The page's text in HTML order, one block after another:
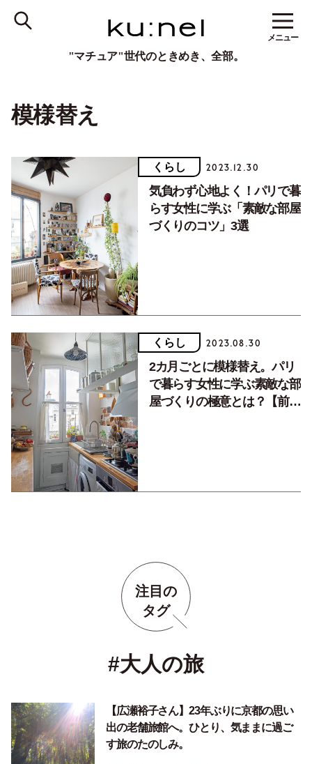
"マチュア"世代のときめき、全部。
メニュー
模様替え
くらし 2023.12.30
気負わず心地よく！パリで暮
らす女性に学ぶ「素敵な部屋
づくりのコツ」3選
くらし 2023.08.30
2カ月ごとに模様替え。パリ
で暮らす女性に学ぶ素敵な部
屋づくりの極意とは？【前
注目の
タグ
#大人の旅
【広瀬裕子さん】23年ぶりに京都の思い
出の老舗旅館へ。ひとり、気ままに過ご
す旅のたのしみ。